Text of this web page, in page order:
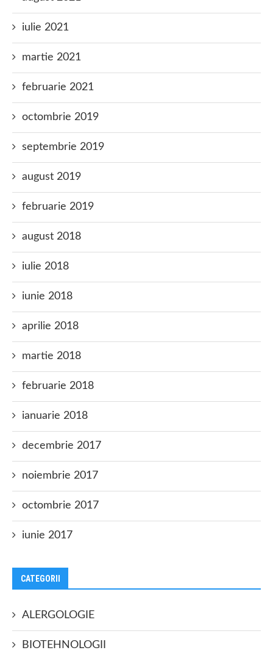
iulie 2021
martie 2021
februarie 2021
octombrie 2019
septembrie 2019
august 2019
februarie 2019
august 2018
iulie 2018
iunie 2018
aprilie 2018
martie 2018
februarie 2018
ianuarie 2018
decembrie 2017
noiembrie 2017
octombrie 2017
iunie 2017
CATEGORII
ALERGOLOGIE
BIOTEHNOLOGII